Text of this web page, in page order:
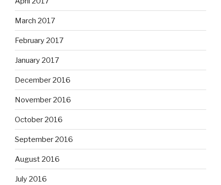
March 2017
February 2017
January 2017
December 2016
November 2016
October 2016
September 2016
August 2016
July 2016